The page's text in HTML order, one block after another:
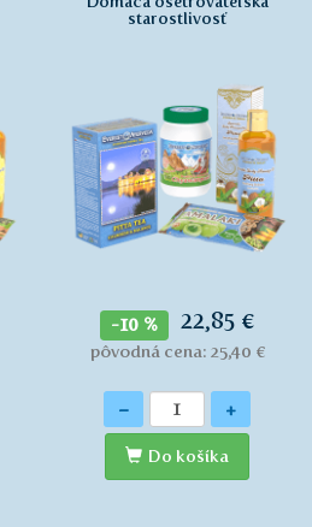
starostlivosť
-10 % 22,85 €
pôvodná cena: 25,40 €
Množstvo
- +
Do košíka